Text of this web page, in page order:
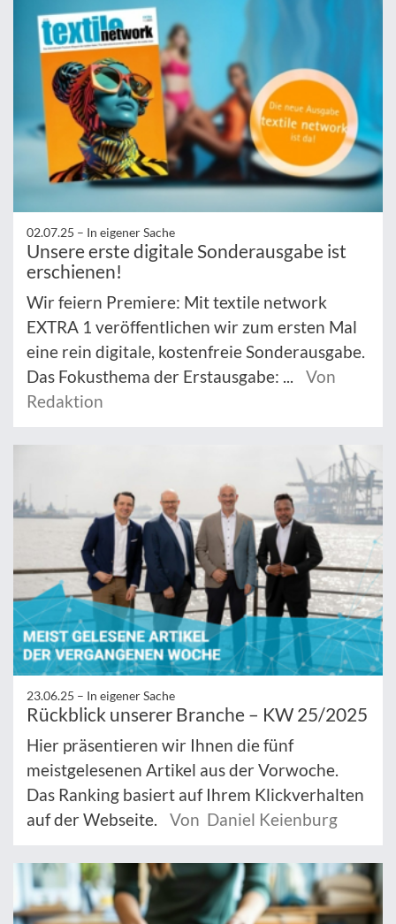
02.07.25 – In eigener Sache
Unsere erste digitale Sonderausgabe ist
erschienen!
Wir feiern Premiere: Mit textile network
EXTRA 1 veröffentlichen wir zum ersten Mal
eine rein digitale, kostenfreie Sonderausgabe.
Das Fokusthema der Erstausgabe: ...
Von
Redaktion
23.06.25 – In eigener Sache
Rückblick unserer Branche – KW 25/2025
Hier präsentieren wir Ihnen die fünf
meistgelesenen Artikel aus der Vorwoche.
Das Ranking basiert auf Ihrem Klickverhalten
auf der Webseite.
Von Daniel Keienburg